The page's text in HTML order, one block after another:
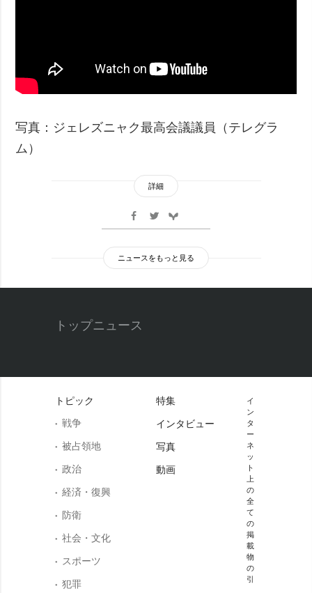
写真：ジェレズニャク最高会議議員（テレグラ
ム）
詳細
ニュースをもっと見る
トップニュース
トピック
戦争
被占領地
政治
経済・復興
防衛
社会・文化
スポーツ
犯罪
特集
インタビュー
写真
動画
イ
ン
タ
ー
ネ
ッ
ト
上
の
全
て
の
掲
載
物
の
引